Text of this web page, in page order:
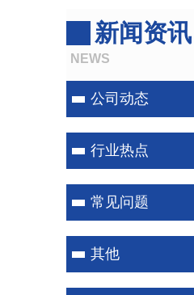
新闻资讯
NEWS
公司动态
行业热点
常见问题
其他